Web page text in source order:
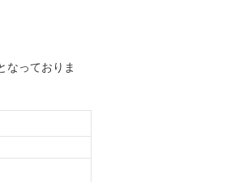
なっておりま